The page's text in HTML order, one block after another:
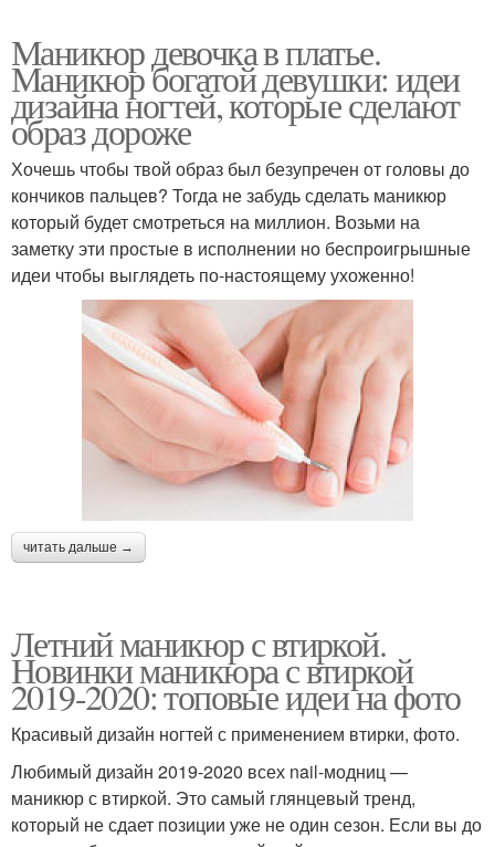
Маникюр девочка в платье.
Маникюр богатой девушки: идеи
дизайна ногтей, которые сделают
образ дороже
Хочешь чтобы твой образ был безупречен от головы до
кончиков пальцев? Тогда не забудь сделать маникюр
который будет смотреться на миллион. Возьми на
заметку эти простые в исполнении но беспроигрышные
идеи чтобы выглядеть по‑настоящему ухоженно!
читать дальше →
Летний маникюр с втиркой.
Новинки маникюра с втиркой
2019-2020: топовые идеи на фото
Красивый дизайн ногтей с применением втирки, фото.
Любимый дизайн 2019-2020 всех nail-модниц —
маникюр с втиркой. Это самый глянцевый тренд,
который не сдает позиции уже не один сезон. Если вы до